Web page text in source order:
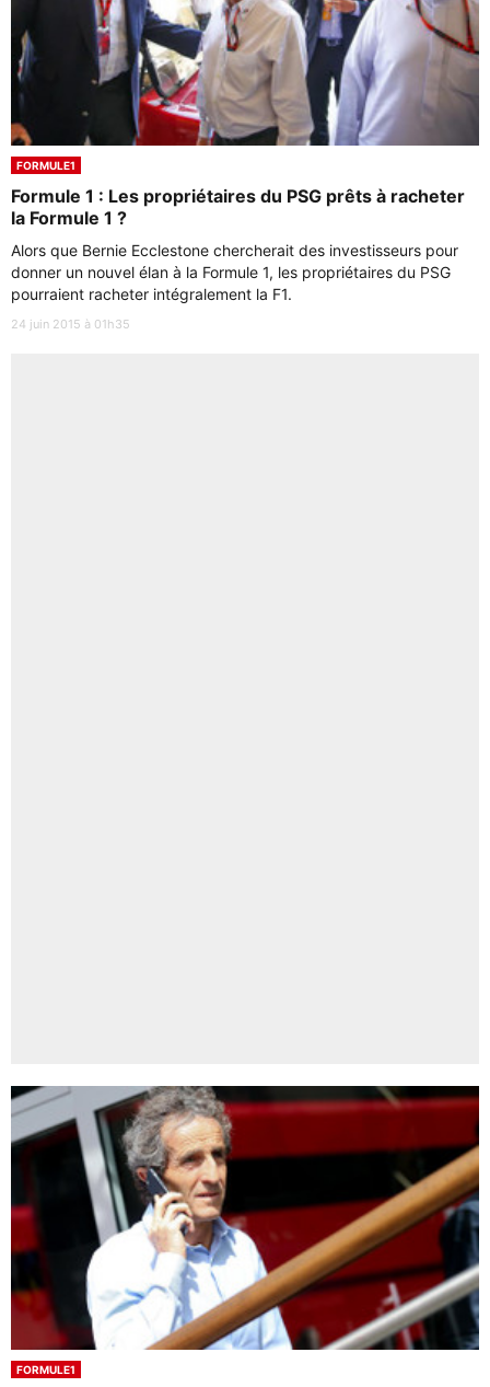
FORMULE1
Formule 1 : Les propriétaires du PSG prêts à racheter
la Formule 1 ?
Alors que Bernie Ecclestone chercherait des investisseurs pour
donner un nouvel élan à la Formule 1, les propriétaires du PSG
pourraient racheter intégralement la F1.
24 juin 2015 à 01h35
FORMULE1